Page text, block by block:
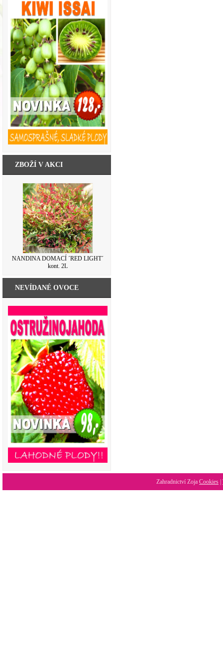
ZBOŽÍ V AKCI
NANDINA DOMACÍ ´RED LIGHT´
kont. 2L
NEVÍDANÉ OVOCE
Zahradnictví Zoja Cookies